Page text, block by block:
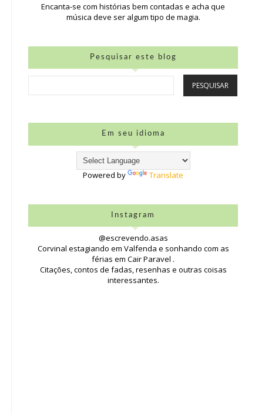
Encanta-se com histórias bem contadas e acha que
música deve ser algum tipo de magia.
Pesquisar este blog
Em seu idioma
Powered by Translate
Instagram
@escrevendo.asas
Corvinal estagiando em Valfenda e sonhando com as
férias em Cair Paravel .
Citações, contos de fadas, resenhas e outras coisas
interessantes.